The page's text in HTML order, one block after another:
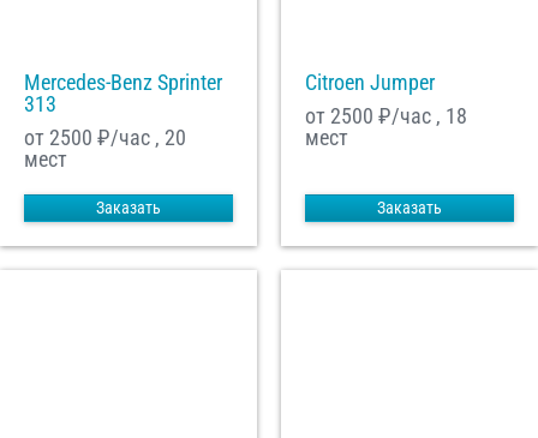
Mercedes-Benz Sprinter
313
от 2500 ₽/час , 20
мест
Заказать
Citroen Jumper
от 2500 ₽/час , 18
мест
Заказать